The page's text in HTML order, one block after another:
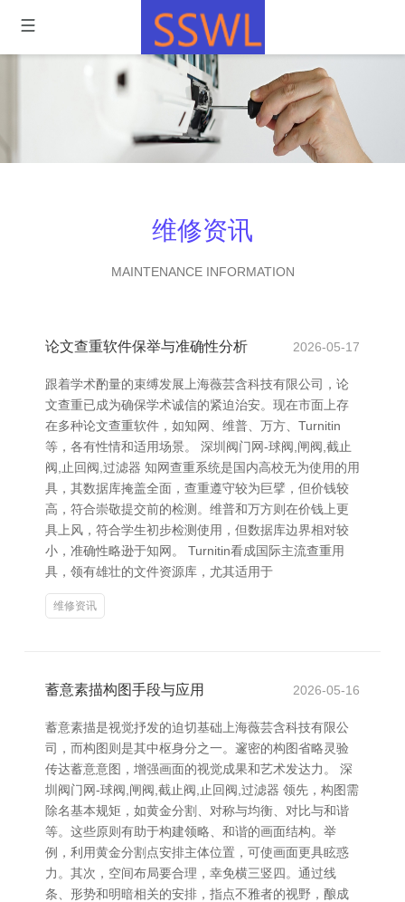
维修资讯
MAINTENANCE INFORMATION
论文查重软件保举与准确性分析 2026-05-17
跟着学术酌量的束缚发展上海薇芸含科技有限公司，论
文查重已成为确保学术诚信的紧迫治安。现在市面上存
在多种论文查重软件，如知网、维普、万方、Turnitin
等，各有性情和适用场景。 深圳阀门网-球阀,闸阀,截止
阀,止回阀,过滤器 知网查重系统是国内高校无为使用的用
具，其数据库掩盖全面，查重遵守较为巨擘，但价钱较
高，符合崇敬提交前的检测。维普和万方则在价钱上更
具上风，符合学生初步检测使用，但数据库边界相对较
小，准确性略逊于知网。 Turnitin看成国际主流查重用
具，领有雄壮的文件资源库，尤其适用于
维修资讯
蓄意素描构图手段与应用 2026-05-16
蓄意素描是视觉抒发的迫切基础上海薇芸含科技有限公
司，而构图则是其中枢身分之一。邃密的构图省略灵验
传达蓄意意图，增强画面的视觉成果和艺术发达力。 深
圳阀门网-球阀,闸阀,截止阀,止回阀,过滤器 领先，构图需
除名基本规矩，如黄金分割、对称与均衡、对比与和谐
等。这些原则有助于构建领略、和谐的画面结构。举
例，利用黄金分割点安排主体位置，可使画面更具眩惑
力。其次，空间布局要合理，幸免横三竖四。通过线
条、形势和明暗相关的安排，指点不雅者的视野，酿成